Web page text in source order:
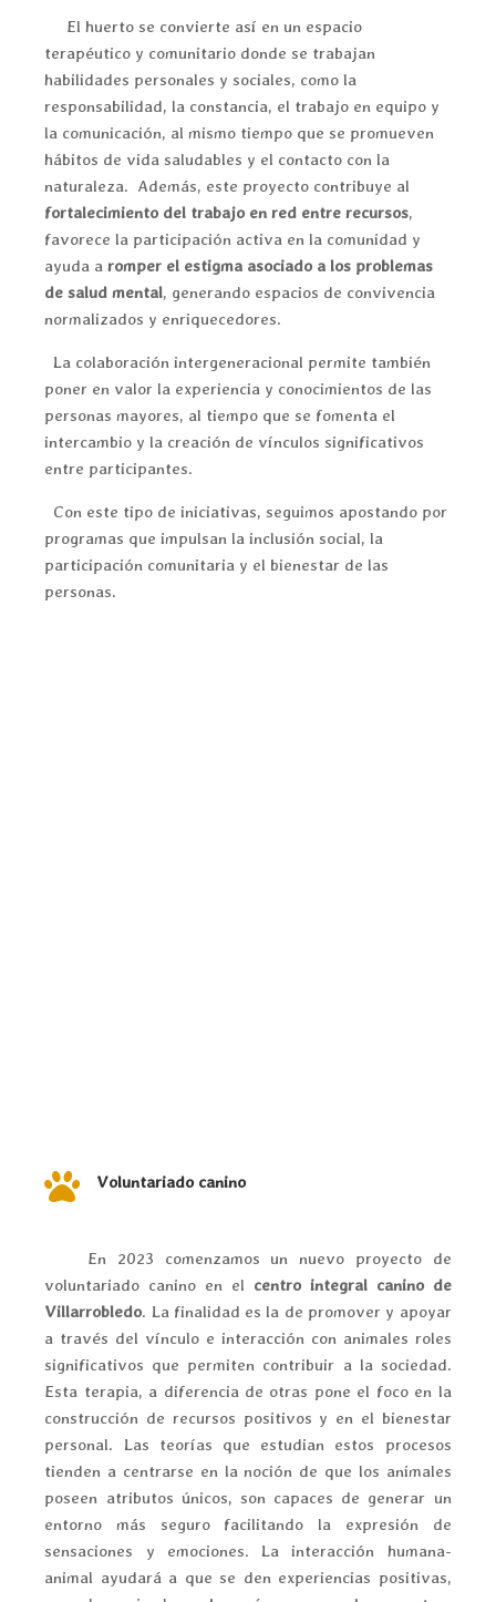
El huerto se convierte así en un espacio
terapéutico y comunitario donde se trabajan
habilidades personales y sociales, como la
responsabilidad, la constancia, el trabajo en equipo y
la comunicación, al mismo tiempo que se promueven
hábitos de vida saludables y el contacto con la
naturaleza. Además, este proyecto contribuye al
fortalecimiento del trabajo en red entre recursos,
favorece la participación activa en la comunidad y
ayuda aromper el estigma asociado a los problemas
de salud mental, generando espacios de convivencia
normalizados y enriquecedores.
La colaboración intergeneracional permite también
poner en valor la experiencia y conocimientos de las
personas mayores, al tiempo que se fomenta el
intercambio y la creación de vínculos significativos
entre participantes.
Con este tipo de iniciativas, seguimos apostando por
programas que impulsan la inclusión social, la
participación comunitaria y el bienestar de las
personas.
 Voluntariado canino
En 2023 comenzamos un nuevo proyecto de
voluntariado canino en el centro integral canino de
Villarrobledo. La finalidad es la de promover y apoyar
a través del vínculo e interacción con animales roles
significativos que permiten contribuir a la sociedad.
Esta terapia, a diferencia de otras pone el foco en la
construcción de recursos positivos y en el bienestar
personal. Las teorías que estudian estos procesos
tienden a centrarse en la noción de que los animales
poseen atributos únicos, son capaces de generar un
entorno más seguro facilitando la expresión de
sensaciones y emociones. La interacción humana-
animal ayudará a que se den experiencias positivas,